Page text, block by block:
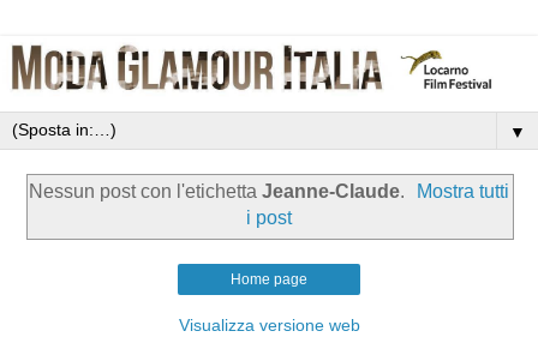
▼
Nessun post con l'etichetta Jeanne-Claude.
Mostra tutti
i post
Home page
Visualizza versione web